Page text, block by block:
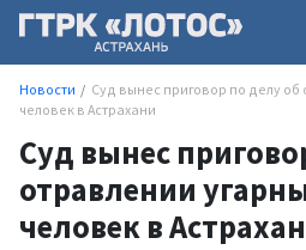
Новости
Суд вынес приговор по делу
человек в Астрахани
Суд вынес
отравлении
человек в